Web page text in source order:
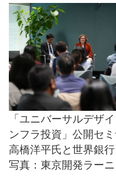
「ユニバーサルデザ
ンフラ投資」公開セ
高橋洋平氏と世界銀
写真：東京開発ラー